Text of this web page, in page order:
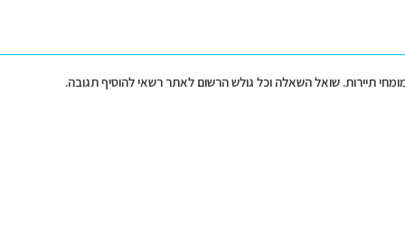
תיירות. שואל השאלה וכל גולש הרשום לאתר רשאי להוסיף תגובה.